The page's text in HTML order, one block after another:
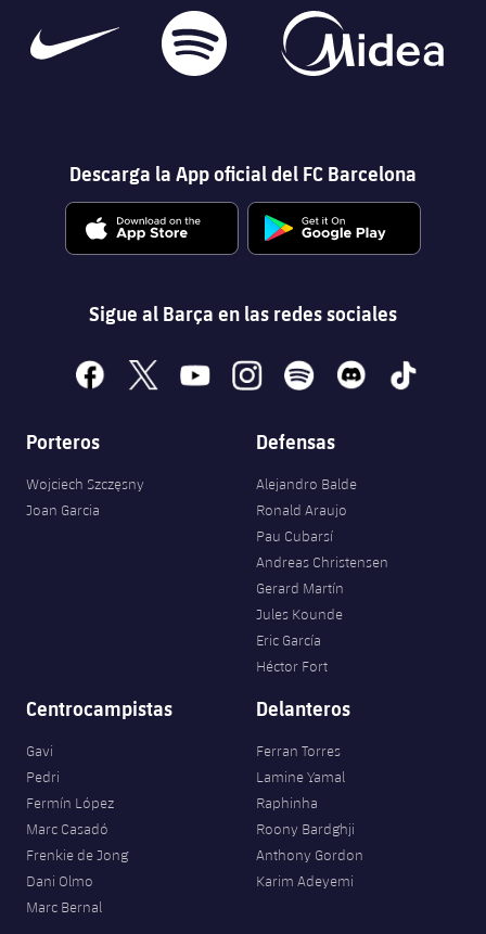
Descarga la App oficial del FC Barcelona
Sigue al Barça en las redes sociales
facebook
x youtubeinstagramspotify discord tiktok
Porteros
Wojciech Szczęsny
Joan Garcia
Defensas
Alejandro Balde
Ronald Araujo
Pau Cubarsí
Andreas Christensen
Gerard Martín
Jules Kounde
Eric García
Héctor Fort
Centrocampistas
Gavi
Pedri
Fermín López
Marc Casadó
Frenkie de Jong
Dani Olmo
Marc Bernal
Delanteros
Ferran Torres
Lamine Yamal
Raphinha
Roony Bardghji
Anthony Gordon
Karim Adeyemi